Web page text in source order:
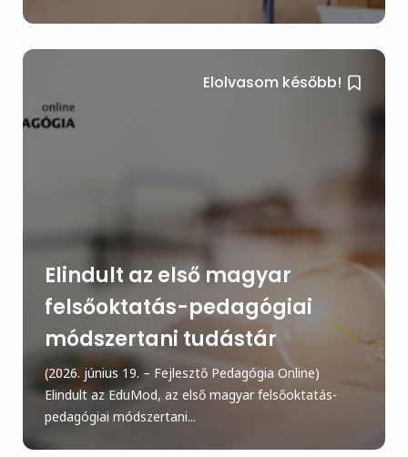
Elolvasom később!
Elindult az első magyar
felsőoktatás-pedagógiai
módszertani tudástár
(2026. június 19. – Fejlesztő Pedagógia Online)
Elindult az EduMod, az első magyar felsőoktatás-
pedagógiai módszertani...